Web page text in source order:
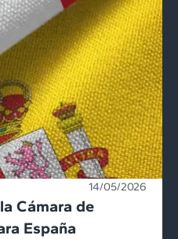
14/05/2026
Cámara de
España